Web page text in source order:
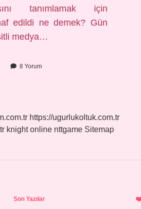
tanımlamak için
edildi ne demek? Gün
medya…
8 Yorum
https://ugurlukoltuk.com.tr
knight online nttgame Sitemap
Son Yazılar